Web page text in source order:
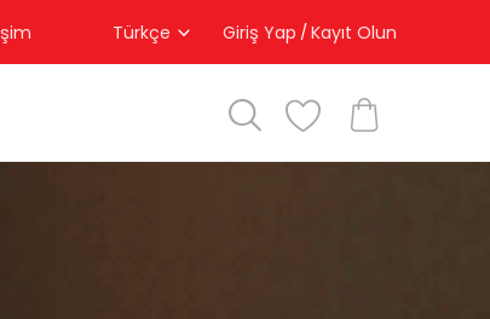
Türkçe Giriş Yap /Kayıt Olun